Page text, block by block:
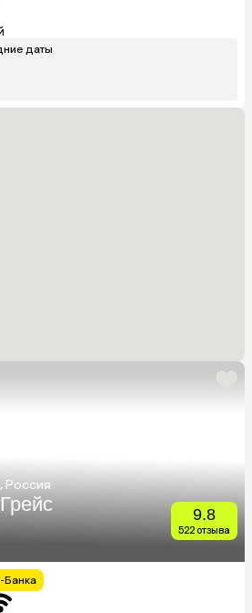
даты
Россия
9.8
522 отзыва
Банка